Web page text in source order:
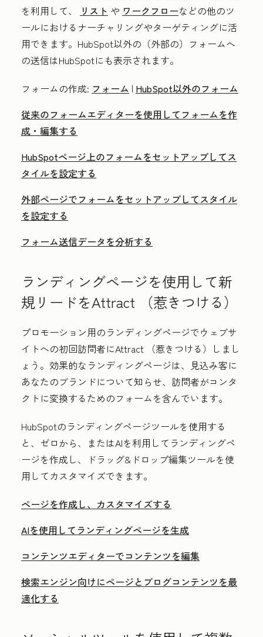
を利用して、
リスト や ワークフローなどの他のツ
ールにおけるナーチャリングやターゲティングに活
用できます。HubSpot以外の（外部の）フォームへ
の送信はHubSpotにも表示されます。
フォームの作成: フォーム | HubSpot以外のフォーム
従来のフォームエディターを使用してフォームを作
成・編集する
HubSpotページ上のフォームをセットアップしてス
タイルを設定する
外部ページでフォームをセットアップしてスタイル
を設定する
フォーム送信データを分析する
ランディングページを使用して新
規リードをAttract （惹きつける）
プロモーション用のランディングページでウェブサ
イトへの初回訪問者にAttract （惹きつける）しまし
ょう。効果的なランディングページは、見込み客に
あなたのブランドについて知らせ、訪問者がコンタ
クトに変換するためのフォームを含んでいます。
HubSpotのランディングページツールを使用する
と、ゼロから、またはAIを利用してランディングペ
ージを作成し、ドラッグ&ドロップ編集ツールを使
用してカスタマイズできます。
ページを作成し、カスタマイズする
AIを使用してランディングページを生成
コンテンツエディターでコンテンツを編集
検索エンジン向けにページとブログコンテンツを最
適化する